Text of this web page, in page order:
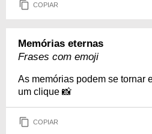
COPIAR
Memórias eternas
Frases com emoji
As memórias podem se tornar
um clique 📸
COPIAR